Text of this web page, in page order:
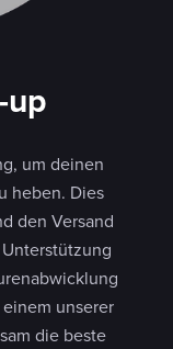
up
um deinen
heben. Dies
den Versand
unserer
die beste